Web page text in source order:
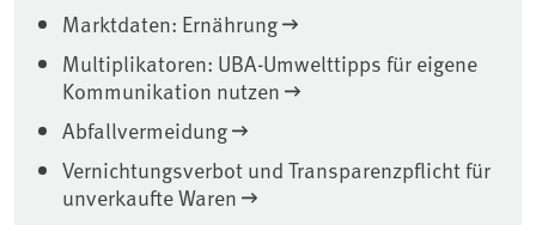
Marktdaten: Ernährung
Multiplikatoren: UBA-Umwelttipps für eigene
Kommunikation nutzen
Abfallvermeidung
Vernichtungsverbot und Transparenzpflicht für
unverkaufte Waren